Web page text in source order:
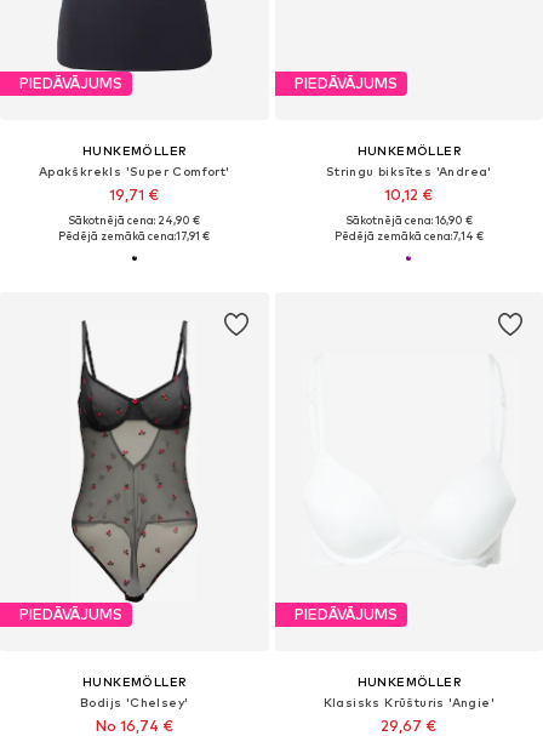
PIEDĀVĀJUMS
HUNKEMÖLLER
Apakškrekls 'Super Comfort'
19,71 €
Sākotnējā cena: 24,90 €
Pēdējā zemākā cena:17,91 €
PIEDĀVĀJUMS
HUNKEMÖLLER
Stringu biksītes 'Andrea'
10,12 €
Sākotnējā cena: 16,90 €
Pēdējā zemākā cena:7,14 €
PIEDĀVĀJUMS
HUNKEMÖLLER
Bodijs 'Chelsey'
No 16,74 €
PIEDĀVĀJUMS
HUNKEMÖLLER
Klasisks Krūšturis 'Angie'
29,67 €